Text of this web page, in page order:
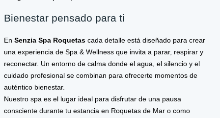
Bienestar pensado para ti
En Senzia Spa Roquetas cada detalle está diseñado para crear
una experiencia de Spa & Wellness que invita a parar, respirar y
reconectar. Un entorno de calma donde el agua, el silencio y el
cuidado profesional se combinan para ofrecerte momentos de
auténtico bienestar.
Nuestro spa es el lugar ideal para disfrutar de una pausa
consciente durante tu estancia en Roquetas de Mar o como